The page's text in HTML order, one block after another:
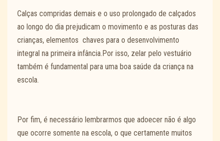
Calças compridas demais e o uso prolongado de calçados
ao longo do dia prejudicam o movimento e as posturas das
crianças, elementos chaves para o desenvolvimento
integral na primeira infância.Por isso, zelar pelo vestuário
também é fundamental para uma boa saúde da criança na
escola.
Por fim, é necessário lembrarmos que adoecer não é algo
que ocorre somente na escola, o que certamente muitos